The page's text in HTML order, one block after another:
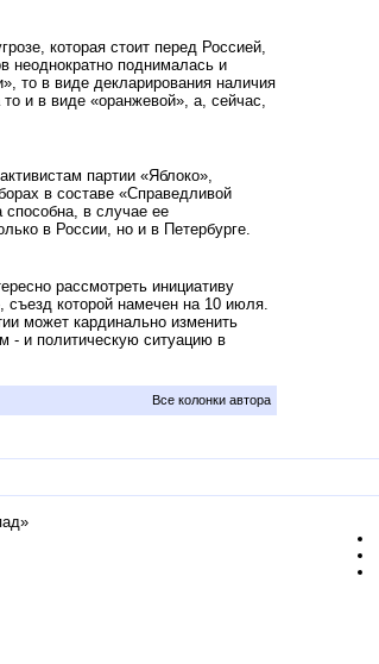
которая стоит перед Россией,
неоднократно поднималась и
то в виде декларирования наличия
и в виде «оранжевой», а, сейчас,
партии «Яблоко»,
в составе «Справедливой
способна, в случае ее
в России, но и в Петербурге.
рассмотреть инициативу
съезд которой намечен на 10 июля.
может кардинально изменить
- и политическую ситуацию в
Все колонки автора